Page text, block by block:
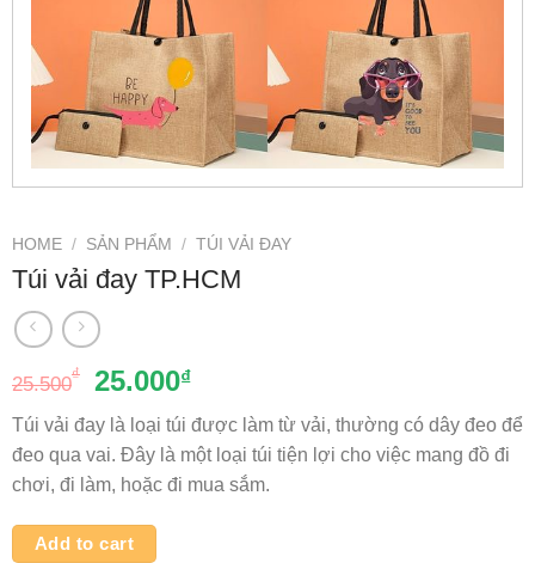
HOME / SẢN PHẨM / TÚI VẢI ĐAY
Túi vải đay TP.HCM
25.500₫ 25.000₫
Túi vải đay là loại túi được làm từ vải, thường có dây đeo để
đeo qua vai. Đây là một loại túi tiện lợi cho việc mang đồ đi
chơi, đi làm, hoặc đi mua sắm.
Add to cart